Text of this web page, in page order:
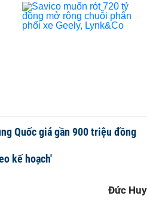
Quốc giá gần 900 triệu đồng
kế hoạch'
Đức Huy